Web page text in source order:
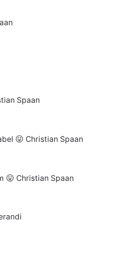
Spaan
😛 Christian Spaan
😛 Christian Spaan